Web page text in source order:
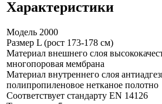
Характеристики
Модель 2000
Размер L (рост 173-178 см)
Материал внешнего слоя
многопоровая мембрана
Материал внутреннего слоя
полипропиленовое нетканое полотно
Соответствует стандарту EN 14126